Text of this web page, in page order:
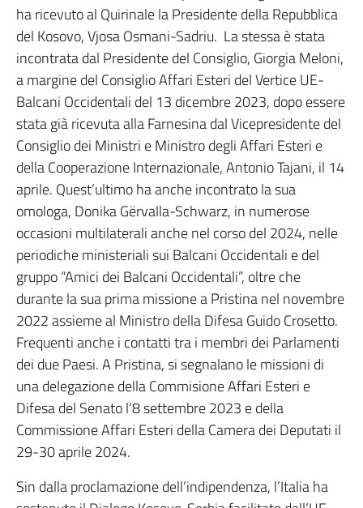
ha ricevuto al Quirinale la Presidente della Repubblica
del Kosovo, Vjosa Osmani-Sadriu. La stessa è stata
incontrata dal Presidente del Consiglio, Giorgia Meloni,
a margine del Consiglio Affari Esteri del Vertice UE-
Balcani Occidentali del 13 dicembre 2023, dopo essere
stata già ricevuta alla Farnesina dal Vicepresidente del
Consiglio dei Ministri e Ministro degli Affari Esteri e
della Cooperazione Internazionale, Antonio Tajani, il 14
aprile. Quest’ultimo ha anche incontrato la sua
omologa, Donika Gërvalla-Schwarz, in numerose
occasioni multilaterali anche nel corso del 2024, nelle
periodiche ministeriali sui Balcani Occidentali e del
gruppo “Amici dei Balcani Occidentali”, oltre che
durante la sua prima missione a Pristina nel novembre
2022 assieme al Ministro della Difesa Guido Crosetto.
Frequenti anche i contatti tra i membri dei Parlamenti
dei due Paesi. A Pristina, si segnalano le missioni di
una delegazione della Commisione Affari Esteri e
Difesa del Senato l’8 settembre 2023 e della
Commissione Affari Esteri della Camera dei Deputati il
29-30 aprile 2024.
Sin dalla proclamazione dell’indipendenza, l’Italia ha